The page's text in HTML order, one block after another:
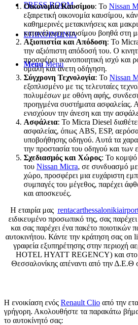
PRESS ROOM
ΕΠΙΚΟΙΝΩΝΙΑ
Menu Menu
Οικονομία Καυσίμου: Το Nissan
εξαιρετική οικονομία καυσίμου,
καθημερινές μετακινήσεις και
κατανάλωση καυσίμου βοηθά στη
Αξιοπιστία και Απόδοση: Το
την αξιόπιστη απόδοσή του. Ο
προσφέρει ικανοποιητική ισχύ και
ομαλή και άνετη οδήγηση.
Σύγχρονη Τεχνολογία: Το Nissan
εξοπλισμένο με τις τελευταίες
πολυμέσων με οθόνη αφής,
προηγμένα συστήματα ασφαλείας.
ενισχύουν την άνεση και την
Ασφάλεια: Το Micra Diesel
ασφαλείας, όπως ABS, ESP,
υποβοήθησης οδηγού. Αυτά τα
την προστασία του οδηγού και των
Σχεδιασμός και Χώρος: Το κομψό
του Nissan Micra, σε συνδυασμό με
χώρο, προσφέρει μια ευχάριστη
συμπαγές του μέγεθος, παρέχει
και αποσκευές.
Η εταιρία μας
ειδικευμένο προσωπικό της, σας
και σας παρέχει ένα πακέτο ποιοτικών
αυτοκινήτου. Κάντε την κράτηση σας on
γραφεία εξυπηρέτησης στην περιοχή
HOTEL HYATT REGENCY) και στο
Θεσσαλονίκης απέναντι από την Δ.Ε.Θ
Η ενοικίαση ενός Renault Clio από την
γρήγορη. Ακολουθήστε τα παρακάτω
το αυτοκίνητό σας: